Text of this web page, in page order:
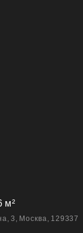
м²
3, Москва, 129337